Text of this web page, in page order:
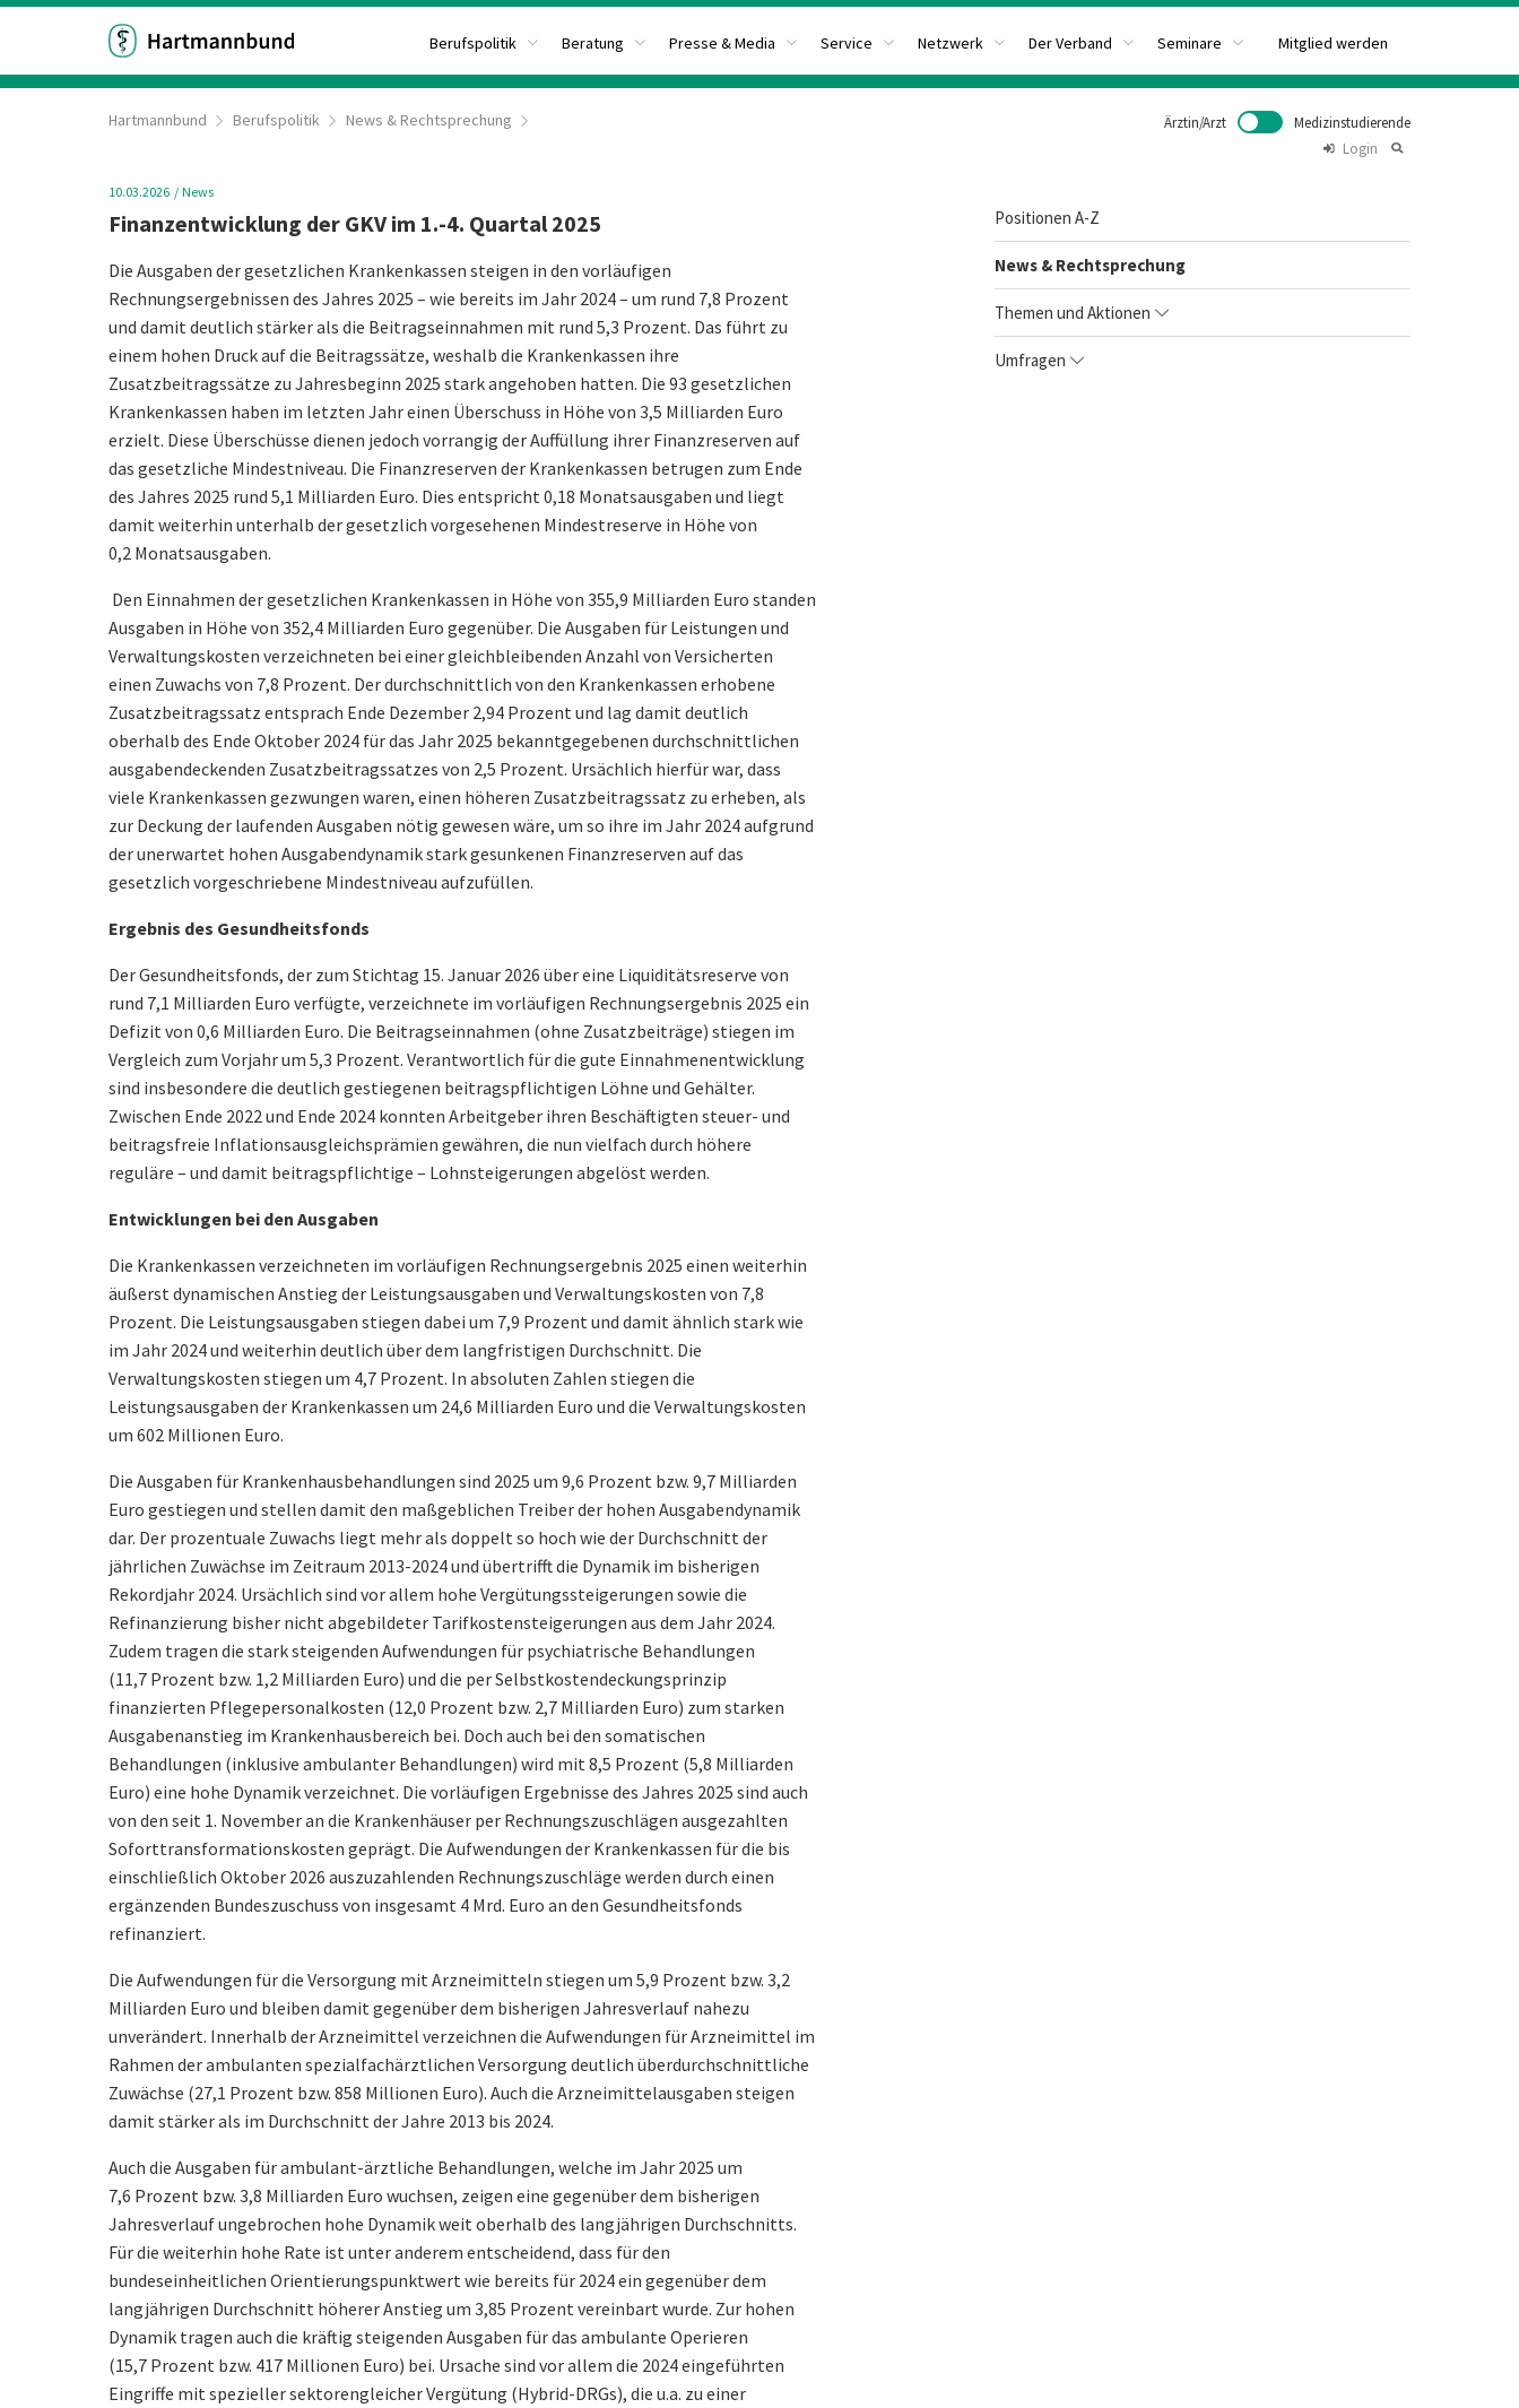
Berufspolitik Beratung Presse & Media Service Netzwerk Der Verband Seminare Mitglied werden
Hartmannbund Berufspolitik News & Rechtsprechung Ärztin/Arzt
Medizinstudierende
Login
10.03.2026 News
Finanzentwicklung der GKV im 1.-4. Quartal 2025
Die Ausgaben der gesetzlichen Krankenkassen steigen in den vorläufigen
Rechnungsergebnissen des Jahres 2025 – wie bereits im Jahr 2024 – um rund 7,8 Prozent
und damit deutlich stärker als die Beitragseinnahmen mit rund 5,3 Prozent. Das führt zu
einem hohen Druck auf die Beitragssätze, weshalb die Krankenkassen ihre
Zusatzbeitragssätze zu Jahresbeginn 2025 stark angehoben hatten. Die 93 gesetzlichen
Krankenkassen haben im letzten Jahr einen Überschuss in Höhe von 3,5 Milliarden Euro
erzielt. Diese Überschüsse dienen jedoch vorrangig der Auffüllung ihrer Finanzreserven auf
das gesetzliche Mindestniveau. Die Finanzreserven der Krankenkassen betrugen zum Ende
des Jahres 2025 rund 5,1 Milliarden Euro. Dies entspricht 0,18 Monatsausgaben und liegt
damit weiterhin unterhalb der gesetzlich vorgesehenen Mindestreserve in Höhe von
0,2 Monatsausgaben.
Den Einnahmen der gesetzlichen Krankenkassen in Höhe von 355,9 Milliarden Euro standen
Ausgaben in Höhe von 352,4 Milliarden Euro gegenüber. Die Ausgaben für Leistungen und
Verwaltungskosten verzeichneten bei einer gleichbleibenden Anzahl von Versicherten
einen Zuwachs von 7,8 Prozent. Der durchschnittlich von den Krankenkassen erhobene
Zusatzbeitragssatz entsprach Ende Dezember 2,94 Prozent und lag damit deutlich
oberhalb des Ende Oktober 2024 für das Jahr 2025 bekanntgegebenen durchschnittlichen
ausgabendeckenden Zusatzbeitragssatzes von 2,5 Prozent. Ursächlich hierfür war, dass
viele Krankenkassen gezwungen waren, einen höheren Zusatzbeitragssatz zu erheben, als
zur Deckung der laufenden Ausgaben nötig gewesen wäre, um so ihre im Jahr 2024 aufgrund
der unerwartet hohen Ausgabendynamik stark gesunkenen Finanzreserven auf das
gesetzlich vorgeschriebene Mindestniveau aufzufüllen.
Ergebnis des Gesundheitsfonds
Der Gesundheitsfonds, der zum Stichtag 15. Januar 2026 über eine Liquiditätsreserve von
rund 7,1 Milliarden Euro verfügte, verzeichnete im vorläufigen Rechnungsergebnis 2025 ein
Defizit von 0,6 Milliarden Euro. Die Beitragseinnahmen (ohne Zusatzbeiträge) stiegen im
Vergleich zum Vorjahr um 5,3 Prozent. Verantwortlich für die gute Einnahmenentwicklung
sind insbesondere die deutlich gestiegenen beitragspflichtigen Löhne und Gehälter.
Zwischen Ende 2022 und Ende 2024 konnten Arbeitgeber ihren Beschäftigten steuer- und
beitragsfreie Inflationsausgleichsprämien gewähren, die nun vielfach durch höhere
reguläre – und damit beitragspflichtige – Lohnsteigerungen abgelöst werden.
Entwicklungen bei den Ausgaben
Die Krankenkassen verzeichneten im vorläufigen Rechnungsergebnis 2025 einen weiterhin
äußerst dynamischen Anstieg der Leistungsausgaben und Verwaltungskosten von 7,8
Prozent. Die Leistungsausgaben stiegen dabei um 7,9 Prozent und damit ähnlich stark wie
im Jahr 2024 und weiterhin deutlich über dem langfristigen Durchschnitt. Die
Verwaltungskosten stiegen um 4,7 Prozent. In absoluten Zahlen stiegen die
Leistungsausgaben der Krankenkassen um 24,6 Milliarden Euro und die Verwaltungskosten
um 602 Millionen Euro.
Die Ausgaben für Krankenhausbehandlungen sind 2025 um 9,6 Prozent bzw. 9,7 Milliarden
Euro gestiegen und stellen damit den maßgeblichen Treiber der hohen Ausgabendynamik
dar. Der prozentuale Zuwachs liegt mehr als doppelt so hoch wie der Durchschnitt der
jährlichen Zuwächse im Zeitraum 2013-2024 und übertrifft die Dynamik im bisherigen
Rekordjahr 2024. Ursächlich sind vor allem hohe Vergütungssteigerungen sowie die
Refinanzierung bisher nicht abgebildeter Tarifkostensteigerungen aus dem Jahr 2024.
Zudem tragen die stark steigenden Aufwendungen für psychiatrische Behandlungen
(11,7 Prozent bzw. 1,2 Milliarden Euro) und die per Selbstkostendeckungsprinzip
finanzierten Pflegepersonalkosten (12,0 Prozent bzw. 2,7 Milliarden Euro) zum starken
Ausgabenanstieg im Krankenhausbereich bei. Doch auch bei den somatischen
Behandlungen (inklusive ambulanter Behandlungen) wird mit 8,5 Prozent (5,8 Milliarden
Euro) eine hohe Dynamik verzeichnet. Die vorläufigen Ergebnisse des Jahres 2025 sind auch
von den seit 1. November an die Krankenhäuser per Rechnungszuschlägen ausgezahlten
Soforttransformationskosten geprägt. Die Aufwendungen der Krankenkassen für die bis
einschließlich Oktober 2026 auszuzahlenden Rechnungszuschläge werden durch einen
ergänzenden Bundeszuschuss von insgesamt 4 Mrd. Euro an den Gesundheitsfonds
refinanziert.
Die Aufwendungen für die Versorgung mit Arzneimitteln stiegen um 5,9 Prozent bzw. 3,2
Milliarden Euro und bleiben damit gegenüber dem bisherigen Jahresverlauf nahezu
unverändert. Innerhalb der Arzneimittel verzeichnen die Aufwendungen für Arzneimittel im
Rahmen der ambulanten spezialfachärztlichen Versorgung deutlich überdurchschnittliche
Zuwächse (27,1 Prozent bzw. 858 Millionen Euro). Auch die Arzneimittelausgaben steigen
damit stärker als im Durchschnitt der Jahre 2013 bis 2024.
Auch die Ausgaben für ambulant-ärztliche Behandlungen, welche im Jahr 2025 um
7,6 Prozent bzw. 3,8 Milliarden Euro wuchsen, zeigen eine gegenüber dem bisherigen
Jahresverlauf ungebrochen hohe Dynamik weit oberhalb des langjährigen Durchschnitts.
Für die weiterhin hohe Rate ist unter anderem entscheidend, dass für den
bundeseinheitlichen Orientierungspunktwert wie bereits für 2024 ein gegenüber dem
langjährigen Durchschnitt höherer Anstieg um 3,85 Prozent vereinbart wurde. Zur hohen
Dynamik tragen auch die kräftig steigenden Ausgaben für das ambulante Operieren
(15,7 Prozent bzw. 417 Millionen Euro) bei. Ursache sind vor allem die 2024 eingeführten
Eingriffe mit spezieller sektorengleicher Vergütung (Hybrid-DRGs), die u.a. zu einer
Positionen A-Z
News & Rechtsprechung
Themen und Aktionen
Umfragen